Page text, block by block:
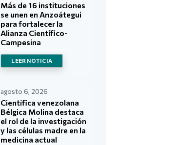
Más de 16 instituciones
se unen en Anzoátegui
para fortalecer la
Alianza Científico-
Campesina
LEER NOTICIA
agosto 6, 2026
Científica venezolana
Bélgica Molina destaca
el rol de la investigación
y las células madre en la
medicina actual